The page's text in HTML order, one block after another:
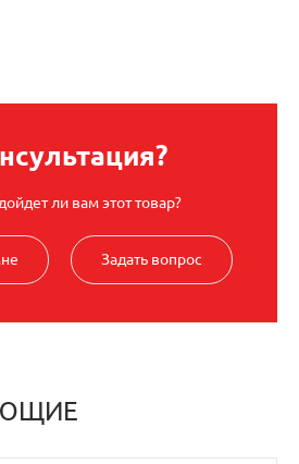
ли вам этот товар?
Задать вопрос